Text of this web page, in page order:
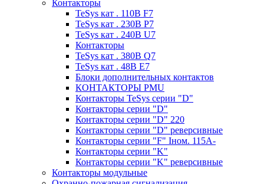
Контакторы
TeSys кат . 110В F7
TeSys кат . 230В P7
TeSys кат . 240В U7
Контакторы
TeSys кат . 380В Q7
TeSys кат . 48В E7
Блоки дополнительных контактов
КОНТАКТОРЫ PMU
Контакторы TeSys серии "D"
Контакторы серии "D"
Контакторы серии "D" 220
Контакторы серии "D" реверсивные
Контакторы серии "F" Iном. 115А-
Контакторы серии "K"
Контакторы серии "K" реверсивные
Контакторы модульные